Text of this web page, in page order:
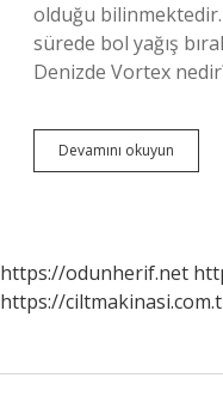
olduğu
sürede bol yağış
Denizde Vortex
Devamını okuyun
Vortexi
https://odunherif.net
https://